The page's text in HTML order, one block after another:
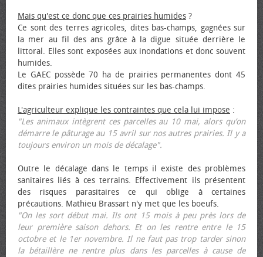
Mais qu'est ce donc que ces prairies humides ?
Ce sont des terres agricoles, dites bas-champs, gagnées sur
la mer au fil des ans grâce à la digue située derrière le
littoral. Elles sont exposées aux inondations et donc souvent
humides.
Le GAEC possède 70 ha de prairies permanentes dont 45
dites prairies humides situées sur les bas-champs.
L'agriculteur explique les contraintes que cela lui impose :
"Les animaux intègrent ces parcelles au 10 mai, alors qu’on
démarre le pâturage au 15 avril sur nos autres prairies. Il y a
toujours environ un mois de décalage".
Outre le décalage dans le temps il existe des problèmes
sanitaires liés à ces terrains. Effectivement ils présentent
des risques parasitaires ce qui oblige à certaines
précautions. Mathieu Brassart n'y met que les bœufs.
"On les sort début mai. Ils ont 15 mois à peu près lors de
leur première saison dehors. Et on les rentre entre le 15
octobre et le 1er novembre. Il ne faut pas trop tarder sinon
la bétaillère ne rentre plus dans les parcelles à cause de